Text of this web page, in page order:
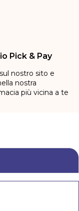
Pick & Pay
nostro sito e
nostra
più vicina a te